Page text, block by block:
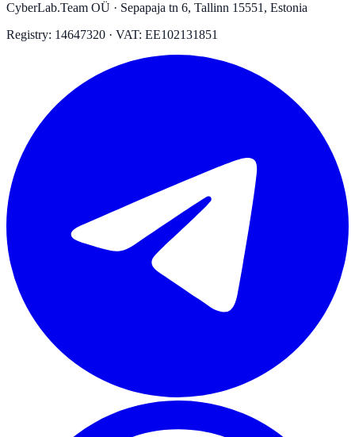
CyberLab.Team OÜ · Sepapaja tn 6, Tallinn 15551, Estonia
Registry: 14647320 · VAT: EE102131851